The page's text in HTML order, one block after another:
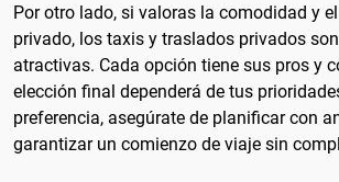
Por otro lado, si valoras la comodidad y
privado, los taxis y traslados privados
atractivas. Cada opción tiene sus pros y
elección final dependerá de tus
preferencia, asegúrate de planificar con
garantizar un comienzo de viaje sin